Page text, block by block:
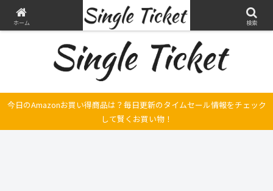
ヤマハ SRX250とFilano115、スバル エクシーガの整備・修理そして旅の記録
今日のAmazonお買い得商品は？毎日更新のタイムセール情報をチェック
して賢くお買い物！
ホーム 検索